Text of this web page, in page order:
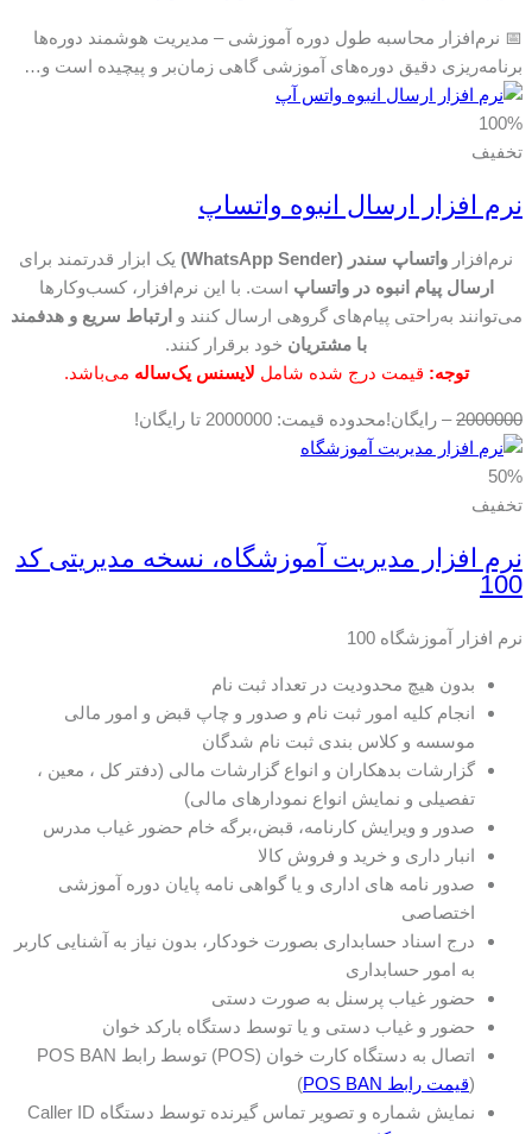
📅 نرم‌افزار محاسبه طول دوره آموزشی – مدیریت هوشمند دوره‌ها
برنامه‌ریزی دقیق دوره‌های آموزشی گاهی زمان‌بر و پیچیده است و…
100%
تخفیف
نرم افزار ارسال انبوه واتساپ
نرم‌افزار واتساپ سندر (WhatsApp Sender)
یک ابزار قدرتمند برای
ارسال پیام انبوه در واتساپ است. با این نرم‌افزار، کسب‌وکارها
می‌توانند به‌راحتی پیام‌های گروهی ارسال کنند و ارتباط سریع و هدفمند
با مشتریان خود برقرار کنند.
توجه: قیمت درج شده شامل لایسنس یک‌ساله می‌باشد.
2000000
– رایگان!محدوده قیمت: 2000000 تا رایگان!
50%
تخفیف
نرم افزار مدیریت آموزشگاه، نسخه مدیریتی کد
100
نرم افزار آموزشگاه 100
بدون هیچ محدودیت در تعداد ثبت نام
انجام کلیه امور ثبت نام و صدور و چاپ قبض و امور مالی
موسسه و کلاس بندی ثبت نام شدگان
گزارشات بدهکاران و انواع گزارشات مالی (دفتر کل ، معین ،
تفصیلی و نمایش انواع نمودارهای مالی)
صدور و ویرایش کارنامه، قبض،برگه خام حضور غیاب مدرس
انبار داری و خرید و فروش کالا
صدور نامه های اداری و یا گواهی نامه پایان دوره آموزشی
اختصاصی
درج اسناد حسابداری بصورت خودکار، بدون نیاز به آشنایی کاربر
به امور حسابداری
حضور غیاب پرسنل به صورت دستی
حضور و غیاب دستی و یا توسط دستگاه بارکد خوان
اتصال به دستگاه کارت خوان (POS) توسط رابط POS BAN
(قیمت رابط POS BAN
)
نمایش شماره و تصویر تماس گیرنده توسط دستگاه Caller ID